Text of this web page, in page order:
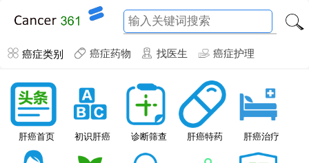
癌症类别 癌症药物 找医生 癌症护理
肝癌首页 初识肝癌 诊断筛查 肝癌特药 肝癌治疗